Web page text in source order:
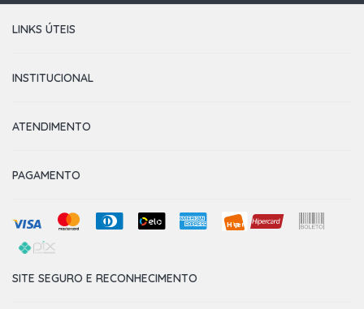
LINKS ÚTEIS
INSTITUCIONAL
ATENDIMENTO
PAGAMENTO
SITE SEGURO E RECONHECIMENTO